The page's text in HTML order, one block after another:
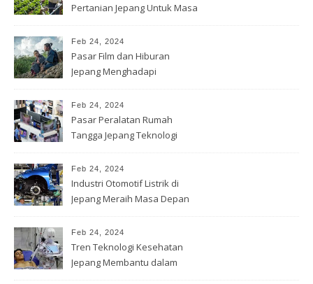
Pertanian Jepang Untuk Masa
Feb 24, 2024
Pasar Film dan Hiburan
Jepang Menghadapi
Feb 24, 2024
Pasar Peralatan Rumah
Tangga Jepang Teknologi
Feb 24, 2024
Industri Otomotif Listrik di
Jepang Meraih Masa Depan
Feb 24, 2024
Tren Teknologi Kesehatan
Jepang Membantu dalam